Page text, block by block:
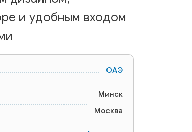
и удобным входом
ОАЭ
Минск
Москва